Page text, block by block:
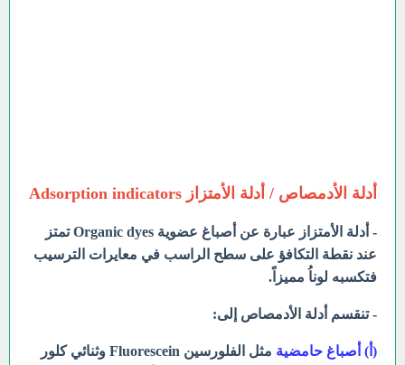
أدلة الأدمصاص / أدلة الأمتزاز Adsorption indicators
- أدلة الأمتزاز عبارة عن أصباغ عضوية Organic dyes تمتز
عند نقطة التكافؤ على سطح الراسب في معايرات الترسيب
فتكسبه لوناُ مميزاً.
- تنقسم أدلة الأدمصاص إلى:
(أ) أصباغ حامضية
مثل الفلورسين Fluorescein وثنائي كلور